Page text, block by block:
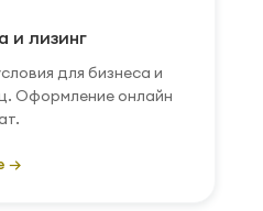
и лизинг
для бизнеса и
Оформление онлайн
→